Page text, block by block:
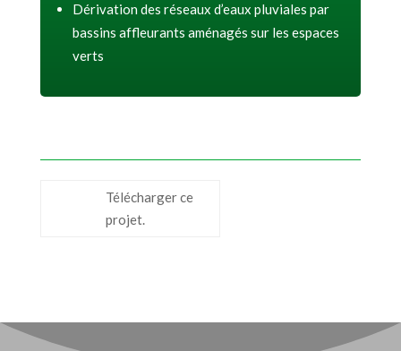
Dérivation des réseaux d’eaux pluviales par
bassins affleurants aménagés sur les espaces
verts
Télécharger ce
projet.